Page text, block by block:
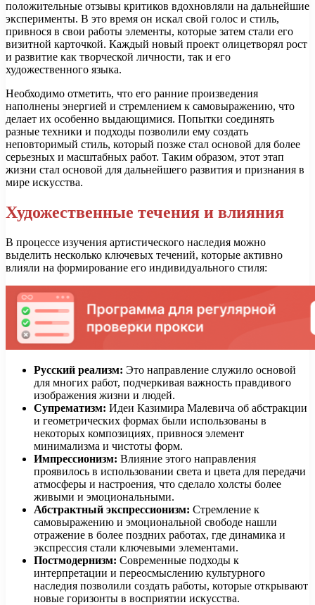
положительные отзывы критиков вдохновляли на дальнейшие
эксперименты. В это время он искал свой голос и стиль,
привнося в свои работы элементы, которые затем стали его
визитной карточкой. Каждый новый проект олицетворял рост
и развитие как творческой личности, так и его
художественного языка.
Необходимо отметить, что его ранние произведения
наполнены энергией и стремлением к самовыражению, что
делает их особенно выдающимися. Попытки соединять
разные техники и подходы позволили ему создать
неповторимый стиль, который позже стал основой для более
серьезных и масштабных работ. Таким образом, этот этап
жизни стал основой для дальнейшего развития и признания в
мире искусства.
Художественные течения и влияния
В процессе изучения артистического наследия можно
выделить несколько ключевых течений, которые активно
влияли на формирование его индивидуального стиля:
Русский реализм: Это направление служило основой
для многих работ, подчеркивая важность правдивого
изображения жизни и людей.
Супрематизм: Идеи Казимира Малевича об абстракции
и геометрических формах были использованы в
некоторых композициях, привнося элемент
минимализма и чистоты форм.
Импрессионизм: Влияние этого направления
проявилось в использовании света и цвета для передачи
атмосферы и настроения, что сделало холсты более
живыми и эмоциональными.
Абстрактный экспрессионизм: Стремление к
самовыражению и эмоциональной свободе нашли
отражение в более поздних работах, где динамика и
экспрессия стали ключевыми элементами.
Постмодернизм: Современные подходы к
интерпретации и переосмыслению культурного
наследия позволили создать работы, которые открывают
новые горизонты в восприятии искусства.